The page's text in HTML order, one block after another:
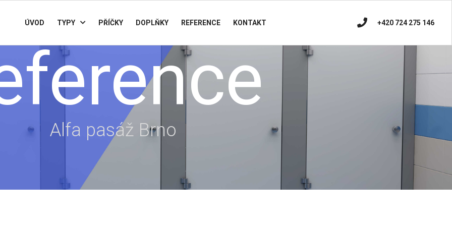
ÚVOD TYPY PŘÍČKY DOPLŇKY REFERENCE KONTAKT +420 724 275 146
Alfa pasáž Brno